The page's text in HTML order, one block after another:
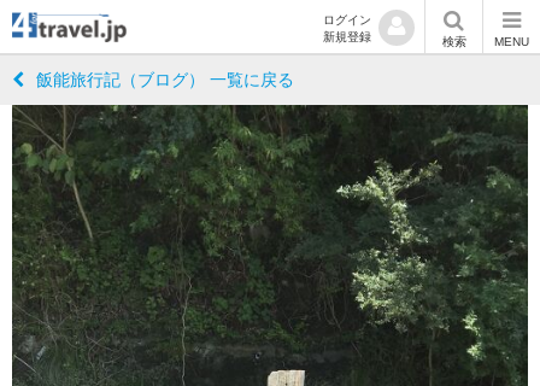
ログイン
新規登録
検索 MENU
飯能旅行記（ブログ） 一覧に戻る